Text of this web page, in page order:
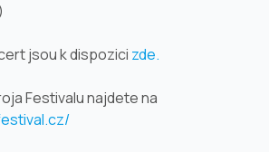
jsou k dispozici zde.
Festivalu najdete na